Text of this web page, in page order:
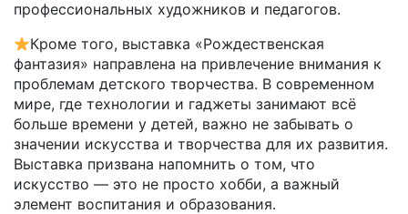
профессиональных художников и педагогов.
Кроме того, выставка «Рождественская
фантазия» направлена на привлечение внимания к
проблемам детского творчества. В современном
мире, где технологии и гаджеты занимают всё
больше времени у детей, важно не забывать о
значении искусства и творчества для их развития.
Выставка призвана напомнить о том, что
искусство — это не просто хобби, а важный
элемент воспитания и образования.